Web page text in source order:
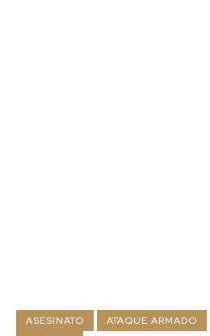
ASESINATO ATAQUE ARMADO